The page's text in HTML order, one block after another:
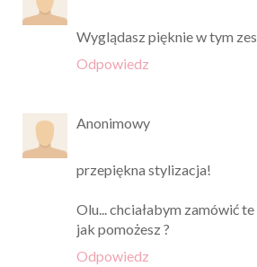
Wyglądasz pięknie w tym
Odpowiedz
Anonimowy
przepiękna stylizacja!
Olu... chciałabym zamówić
jak pomożesz ?
Odpowiedz